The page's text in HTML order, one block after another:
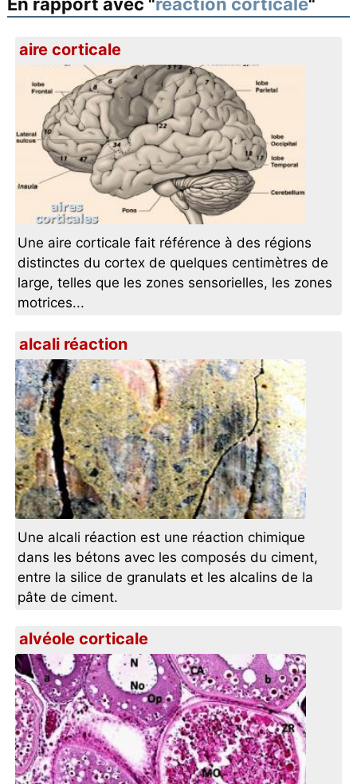
En rapport avec "réaction corticale"
aire corticale
Une aire corticale fait référence à des régions
distinctes du cortex de quelques centimètres de
large, telles que les zones sensorielles, les zones
motrices...
alcali réaction
Une alcali réaction est une réaction chimique
dans les bétons avec les composés du ciment,
entre la silice de granulats et les alcalins de la
pâte de ciment.
alvéole corticale